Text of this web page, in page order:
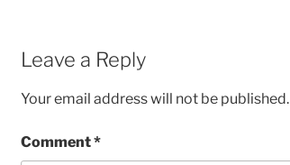
Leave a Reply
Your email address will not be published.
Comment*